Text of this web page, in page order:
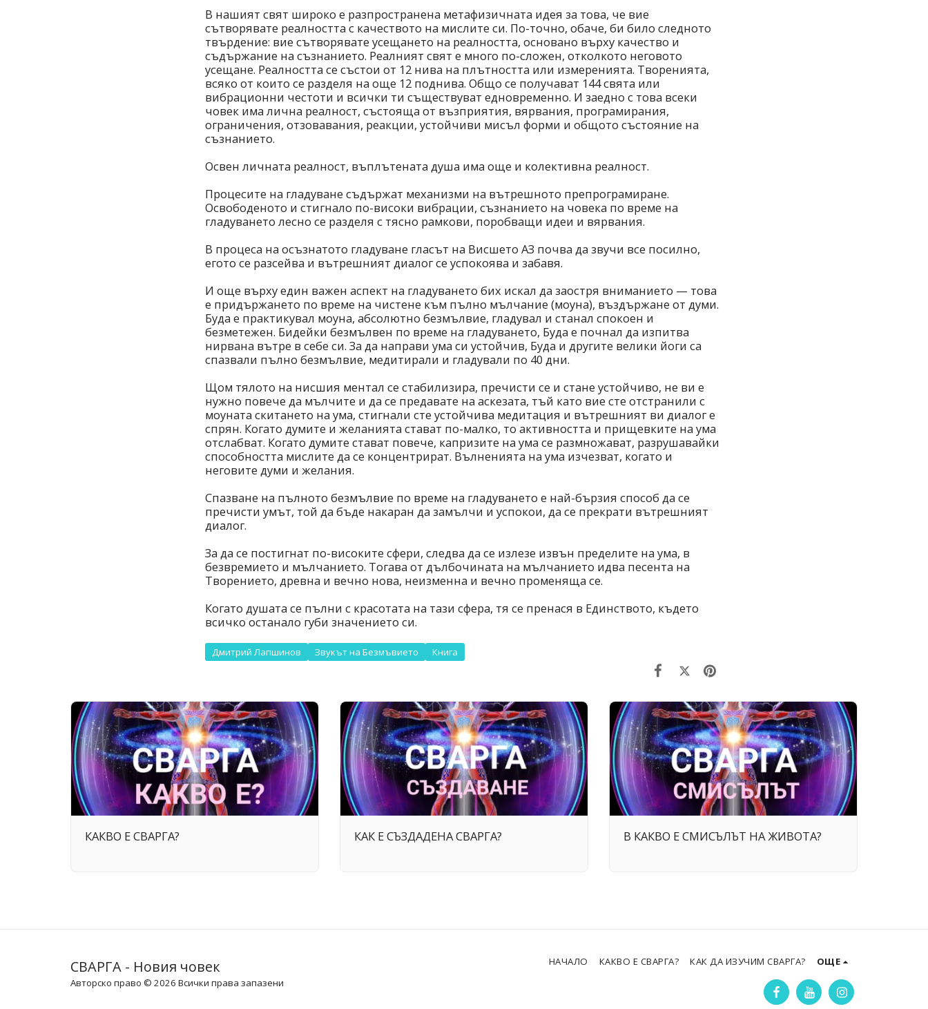
В нашият свят широко е разпространена метафизичната идея за това, че вие
сътворявате реалността с качеството на мислите си. По-точно, обаче, би било следното
твърдение: вие сътворявате усещането на реалността, основано върху качество и
съдържание на съзнанието. Реалният свят е много по-сложен, отколкото неговото
усещане. Реалността се състои от 12 нива на плътността или измеренията. Творенията,
всяко от които се разделя на още 12 поднива. Общо се получават 144 свята или
вибрационни честоти и всички ти съществуват едновременно. И заедно с това всеки
човек има лична реалност, състояща от възприятия, вярвания, програмирания,
ограничения, отзовавания, реакции, устойчиви мисъл форми и общото състояние на
съзнанието.
Освен личната реалност, въплътената душа има още и колективна реалност.
Процесите на гладуване съдържат механизми на вътрешното препрограмиране.
Освободеното и стигнало по-високи вибрации, съзнанието на човека по време на
гладуването лесно се разделя с тясно рамкови, поробващи идеи и вярвания.
В процеса на осъзнатото гладуване гласът на Висшето АЗ почва да звучи все посилно,
егото се разсейва и вътрешният диалог се успокоява и забавя.
И още върху един важен аспект на гладуването бих искал да заостря вниманието — това
е придържането по време на чистене към пълно мълчание (моуна), въздържане от думи.
Буда е практикувал моуна, абсолютно безмълвие, гладувал и станал спокоен и
безметежен. Бидейки безмълвен по време на гладуването, Буда е почнал да изпитва
нирвана вътре в себе си. За да направи ума си устойчив, Буда и другите велики йоги са
спазвали пълно безмълвие, медитирали и гладували по 40 дни.
Щом тялото на нисшия ментал се стабилизира, пречисти се и стане устойчиво, не ви е
нужно повече да мълчите и да се предавате на аскезата, тъй като вие сте отстранили с
моуната скитането на ума, стигнали сте устойчива медитация и вътрешният ви диалог е
спрян. Когато думите и желанията стават по-малко, то активността и прищевките на ума
отслабват. Когато думите стават повече, капризите на ума се размножават, разрушавайки
способността мислите да се концентрират. Вълненията на ума изчезват, когато и
неговите думи и желания.
Спазване на пълното безмълвие по време на гладуването е най-бързия способ да се
пречисти умът, той да бъде накаран да замълчи и успокои, да се прекрати вътрешният
диалог.
За да се постигнат по-високите сфери, следва да се излезе извън пределите на ума, в
безвремието и мълчанието. Тогава от дълбочината на мълчанието идва песента на
Творението, древна и вечно нова, неизменна и вечно променяща се.
Когато душата се пълни с красотата на тази сфера, тя се пренася в Единството, където
всичко останало губи значението си.
Дмитрий Лапшинов Звукът на Безмъвието Книга
КАКВО Е СВАРГА? КАК Е СЪЗДАДЕНА СВАРГА? В КАКВО Е СМИСЪЛЪТ НА ЖИВОТА?
СВАРГА - Новия човек
Авторско право © 2026 Всички права запазени
НАЧАЛО КАКВО Е СВАРГА? КАК ДА ИЗУЧИМ СВАРГА? ОЩЕ